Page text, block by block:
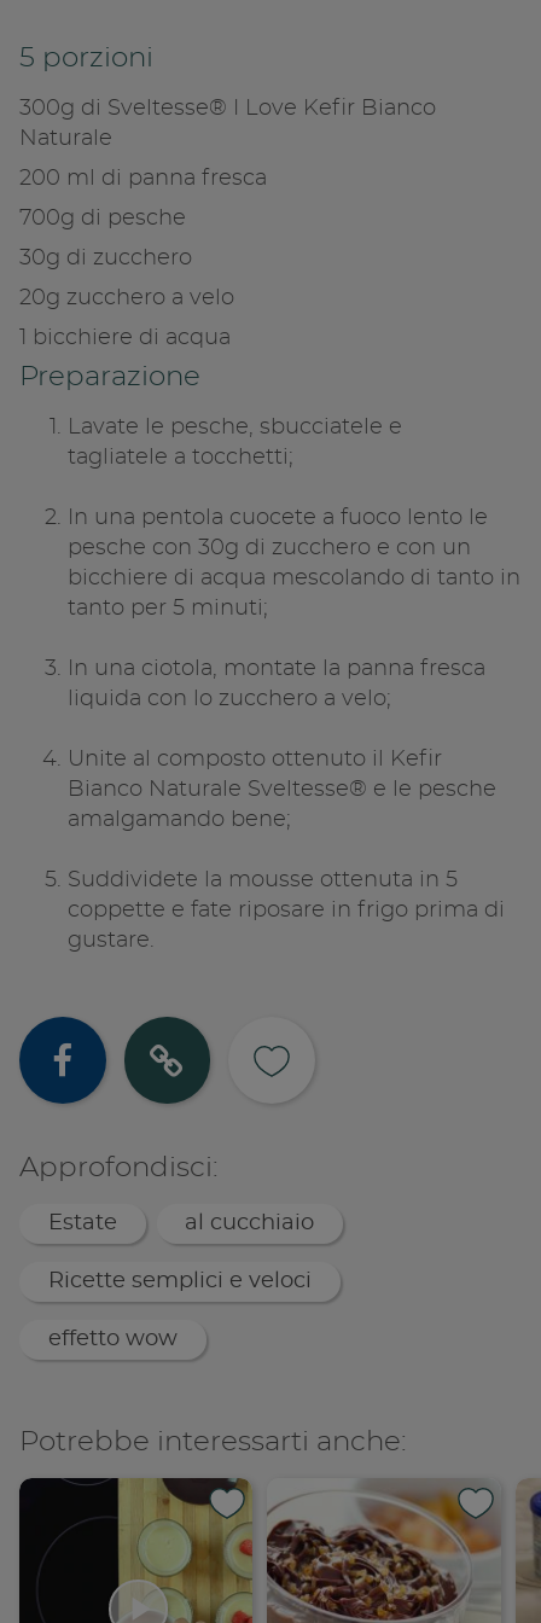
5 porzioni
300g di Sveltesse® I Love Kefir Bianco
Naturale
200 ml di panna fresca
700g di pesche
30g di zucchero
20g zucchero a velo
1 bicchiere di acqua
Preparazione
Lavate le pesche, sbucciatele e
tagliatele a tocchetti;
In una pentola cuocete a fuoco lento le
pesche con 30g di zucchero e con un
bicchiere di acqua mescolando di tanto in
tanto per 5 minuti;
In una ciotola, montate la panna fresca
liquida con lo zucchero a velo;
Unite al composto ottenuto il Kefir
Bianco Naturale Sveltesse® e le pesche
amalgamando bene;
Suddividete la mousse ottenuta in 5
coppette e fate riposare in frigo prima di
gustare.
Condividi
Copia
Approfondisci:
Estate al cucchiaio
Ricette semplici e veloci
effetto wow
Potrebbe interessarti anche: